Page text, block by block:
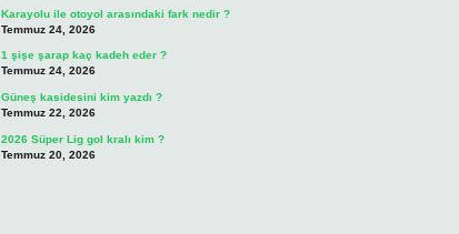
Karayolu ile otoyol arasındaki fark nedir ?
Temmuz 24, 2026
1 şişe şarap kaç kadeh eder ?
Temmuz 24, 2026
Güneş kasidesini kim yazdı ?
Temmuz 22, 2026
2026 Süper Lig gol kralı kim ?
Temmuz 20, 2026